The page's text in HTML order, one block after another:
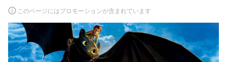
このページにはプロモーションが含まれています